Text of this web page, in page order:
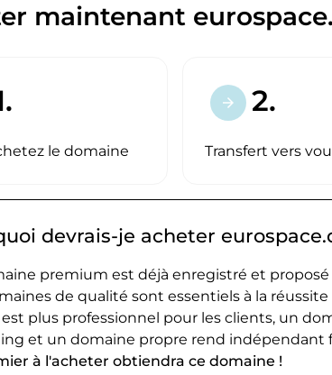
maintenant
le domaine
arrow_forward 2.
Transfert vers
devrais-je acheter
premium est déjà enregistré et proposé
de qualité sont essentiels à la
plus professionnel pour les clients, un
et un domaine propre rend indépendant
à l'acheter obtiendra ce domaine !